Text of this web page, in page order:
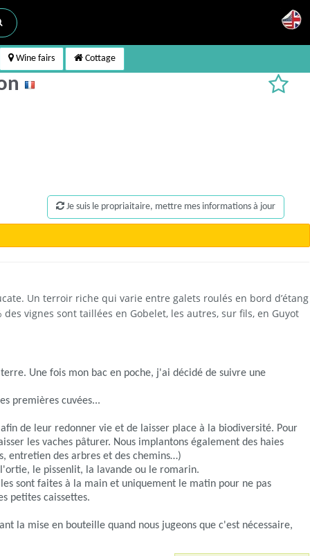
Wine fairs Cottage
Je suis le propriaitaire, mettre mes informations à jour
Un terroir riche qui varie entre galets roulés en bord d’étang
des vignes sont taillées en Gobelet, les autres, sur fils, en Guyot
terre. Une fois mon bac en poche, j'ai décidé de suivre une
premières cuvées...
de leur redonner vie et de laisser place à la biodiversité. Pour
les vaches pâturer. Nous implantons également des haies
entretien des arbres et des chemins…)
le pissenlit, la lavande ou le romarin.
sont faites à la main et uniquement le matin pour ne pas
petites caissettes.
la mise en bouteille quand nous jugeons que c'est nécessaire,